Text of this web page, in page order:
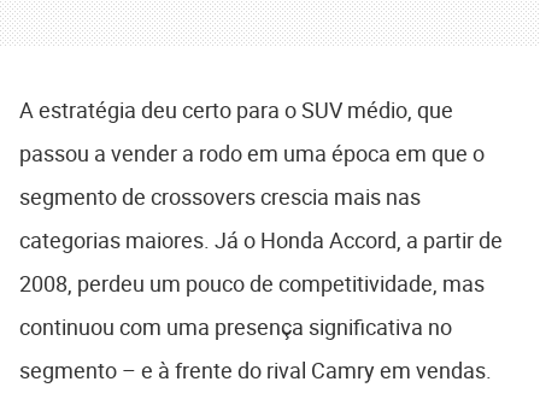
A estratégia deu certo para o SUV médio, que
passou a vender a rodo em uma época em que o
segmento de crossovers crescia mais nas
categorias maiores. Já o Honda Accord, a partir de
2008, perdeu um pouco de competitividade, mas
continuou com uma presença significativa no
segmento – e à frente do rival Camry em vendas.